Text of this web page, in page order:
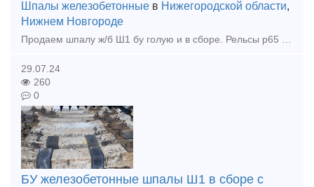
Шпалы железобетонные в Нижегородской области,
Нижнем Новгороде
Продаем шпалу ж/б Ш1 бу голую и в сборе. Рельсы р65 1гр, накладка 2р65, подкладка кб65, болт клеммный, клемма жбр, упор жбр Цена договорная!!! тел. +79302110210 watsapp тел. +79302110210 t
29.07.24
260
0
БУ железобетонные шпалы Ш1 в сборе с